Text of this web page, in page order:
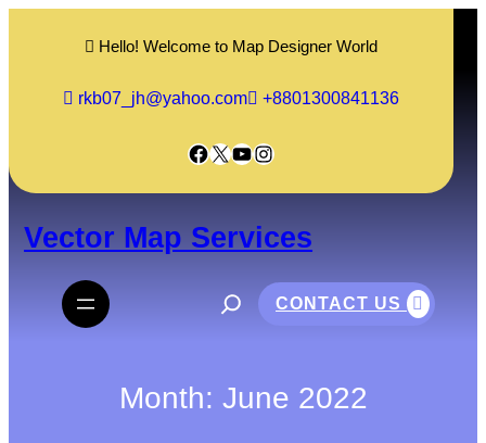
Hello! Welcome to Map Designer World
rkb07_jh@yahoo.com +8801300841136
Facebook
X YouTube
Instagram
Vector Map Services
CONTACT US
Month: June 2022